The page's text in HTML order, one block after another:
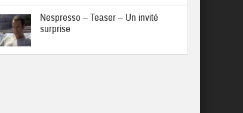
Nespresso – Teaser – Un invité
surprise